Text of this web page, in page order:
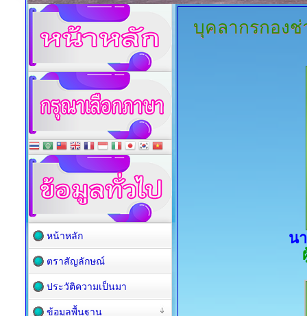
บุคลากรกองช่
น
หน้าหลัก
ตราสัญลักษณ์
ประวัติความเป็นมา
ข้อมูลพื้นฐาน